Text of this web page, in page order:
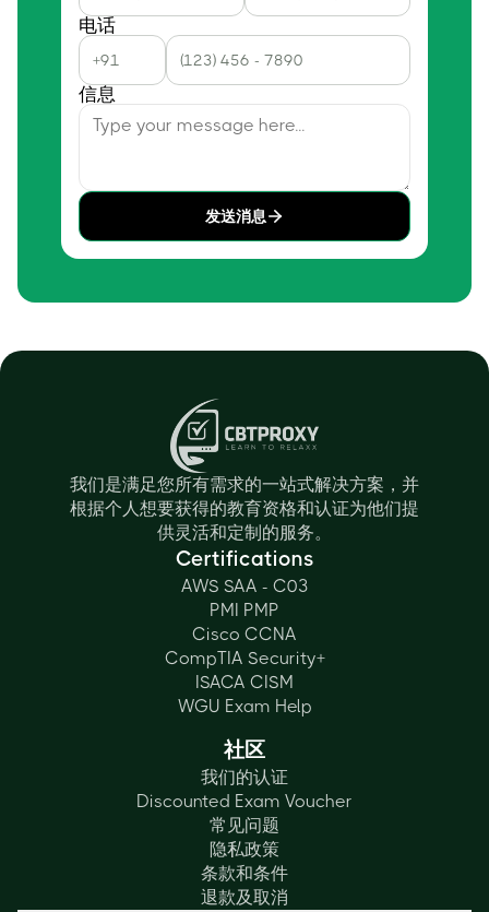
电话
信息
发送消息
我们是满足您所有需求的一站式解决方案，并
根据个人想要获得的教育资格和认证为他们提
供灵活和定制的服务。
Certifications
AWS SAA - C03
PMI PMP
Cisco CCNA
CompTIA Security+
ISACA CISM
WGU Exam Help
社区
我们的认证
Discounted Exam Voucher
常见问题
隐私政策
条款和条件
退款及取消